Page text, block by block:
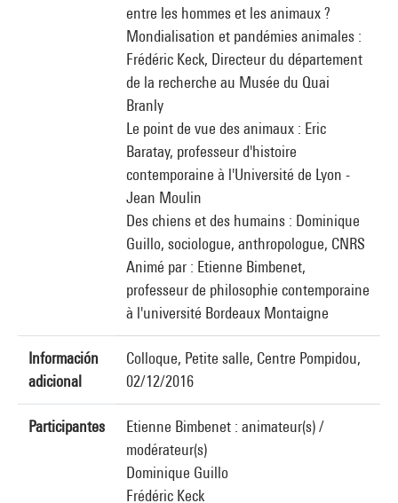
entre les hommes et les animaux ?
Mondialisation et pandémies animales :
Frédéric Keck, Directeur du département
de la recherche au Musée du Quai
Branly
Le point de vue des animaux : Eric
Baratay, professeur d'histoire
contemporaine à l'Université de Lyon -
Jean Moulin
Des chiens et des humains : Dominique
Guillo, sociologue, anthropologue, CNRS
Animé par : Etienne Bimbenet,
professeur de philosophie contemporaine
à l'université Bordeaux Montaigne
Información
adicional
Colloque, Petite salle, Centre Pompidou,
02/12/2016
Participantes
Etienne Bimbenet : animateur(s) /
modérateur(s)
Dominique Guillo
Frédéric Keck